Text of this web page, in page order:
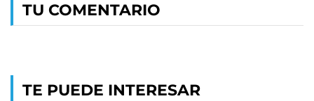
TU COMENTARIO
TE PUEDE INTERESAR